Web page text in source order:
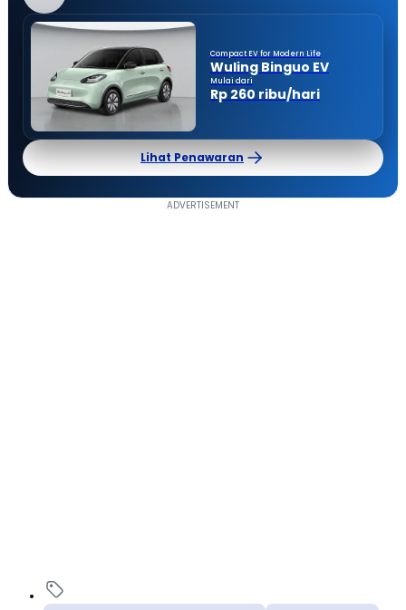
Compact EV for Modern Life
Wuling Binguo EV
Mulai dari
Rp 260 ribu/hari
Lihat Penawaran